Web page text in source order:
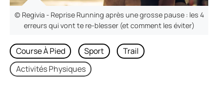
© Regivia - Reprise Running après une grosse pause : les 4
erreurs qui vont te re-blesser (et comment les éviter)
Course À Pied Sport
Trail
Activités Physiques